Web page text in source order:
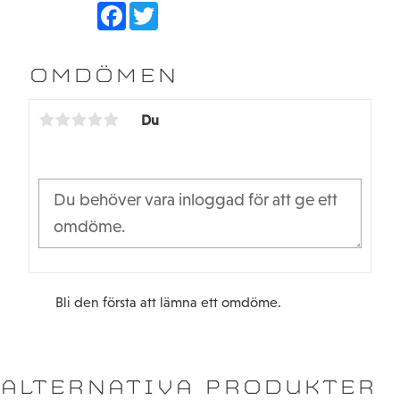
F
b
o
T
t
e
OMDÖMEN
Du
Bli den första att lämna ett omdöme.
ALTERNATIVA PRODUKTER